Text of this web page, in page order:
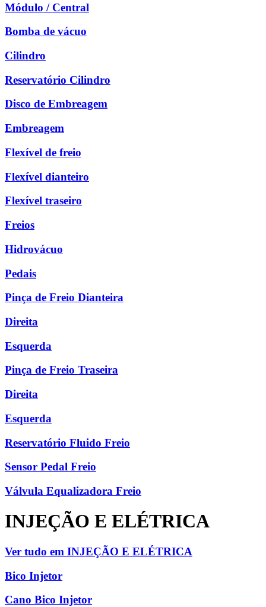
Módulo / Central
Bomba de vácuo
Cilindro
Reservatório Cilindro
Disco de Embreagem
Embreagem
Flexível de freio
Flexível dianteiro
Flexível traseiro
Freios
Hidrovácuo
Pedais
Pinça de Freio Dianteira
Direita
Esquerda
Pinça de Freio Traseira
Direita
Esquerda
Reservatório Fluido Freio
Sensor Pedal Freio
Válvula Equalizadora Freio
INJEÇÃO E ELÉTRICA
Ver tudo em INJEÇÃO E ELÉTRICA
Bico Injetor
Cano Bico Injetor